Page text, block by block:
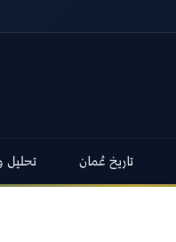
تاريخ عُمان تحليل